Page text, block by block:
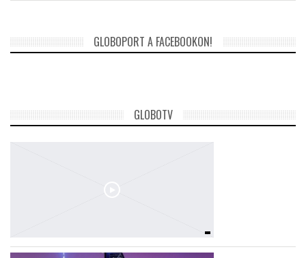
GLOBOTV
GLOBOPORT A FACEBOOKON!
GLOBOTV